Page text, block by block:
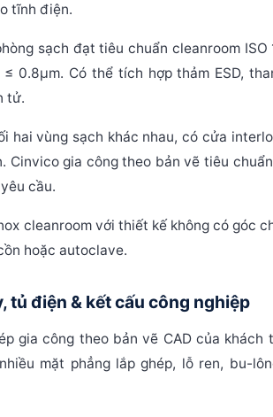
tĩnh điện.
sạch đạt tiêu chuẩn cleanroom
≤ 0.8µm. Có thể tích hợp thảm ESD,
tử.
hai vùng sạch khác nhau, có cửa
Cinvico gia công theo bản vẽ tiêu
cầu.
cleanroomvới thiết kế không có góc
hoặc autoclave.
tủ điện & kết cấu công nghiệp
gia công theo bản vẽ CAD của khách
mặt phẳng lắp ghép, lỗ ren, bu-